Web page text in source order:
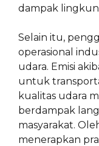
dampak
Selain itu,
operasional
udara. Emisi
untuk
kualitas udara
berdampak
masyarakat.
menerapkan